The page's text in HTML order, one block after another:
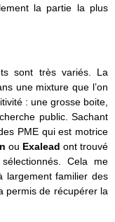
la partie la plus
sont très variés. La
une mixture que l’on
: une grosse boite,
public. Sachant
PME qui est motrice
ou Exalead ont trouvé
Cela me
largement familier des
permis de récupérer la